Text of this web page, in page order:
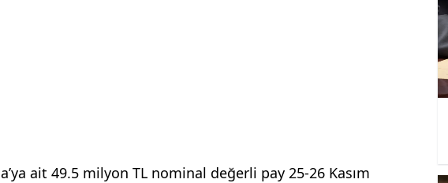
ait 49.5 milyon TL nominal değerli pay 25-26 Kasım